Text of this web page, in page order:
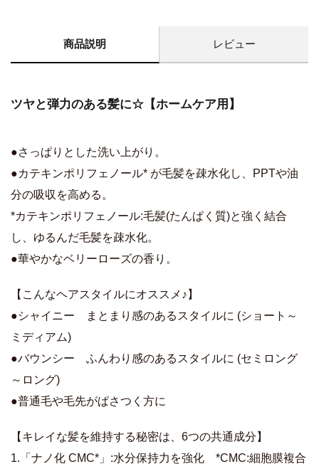
商品説明 レビュー
ツヤと弾力のある髪に☆【ホームケア用】
●さっぱりとした洗い上がり。
●カテキンポリフェノール* が毛髪を疎水化し、PPTや油
分の吸収を高める。
*カテキンポリフェノール:毛髪(たんぱく質)と強く結合
し、ゆるんだ毛髪を疎水化。
●華やかなベリーローズの香り。
【こんなヘアスタイルにオススメ♪】
●シャイニー まとまり感のあるスタイルに (ショート～
ミディアム)
●バウンシー ふんわり感のあるスタイルに (セミロング
～ロング)
●普通毛や毛先がぱさつく方に
【キレイな髪を維持する秘密は、6つの共通成分】
1.「ナノ化 CMC*」:水分保持力を強化 *CMC:細胞膜複合